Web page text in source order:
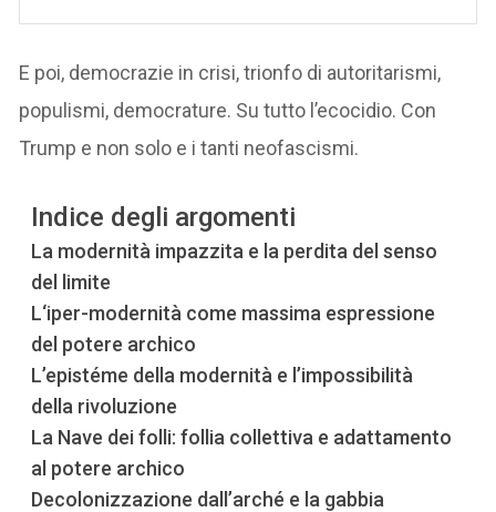
E poi, democrazie in crisi, trionfo di autoritarismi,
populismi, democrature. Su tutto l’ecocidio. Con
Trump e non solo e i tanti neofascismi.
Indice degli argomenti
La modernità impazzita e la perdita del senso
del limite
L‘iper-modernità come massima espressione
del potere archico
L’epistéme della modernità e l’impossibilità
della rivoluzione
La Nave dei folli: follia collettiva e adattamento
al potere archico
Decolonizzazione dall’arché e la gabbia